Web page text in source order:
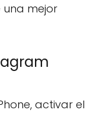
una mejor
activar el